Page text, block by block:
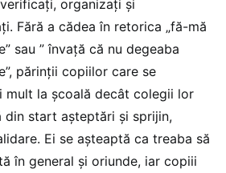
organizați și
Fără a cădea în retorica „fă-mă
sau ” învață că nu degeaba
părinții copiilor care se
mult la școală decât colegii lor
din start așteptări și sprijin,
Ei se așteaptă ca treaba să
în general și oriunde, iar copiii